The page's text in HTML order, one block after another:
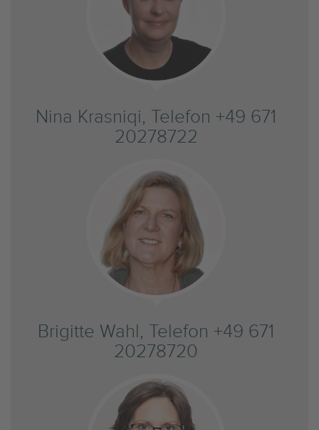
Nina Krasniqi, Telefon +49 671
20278722
Brigitte Wahl, Telefon +49 671
20278720